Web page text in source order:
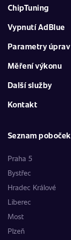
ChipTuning
Vypnutí AdBlue
Parametry úprav
Měření výkonu
Další služby
Kontakt
Seznam poboček
Praha 5
Bystřec
Hradec Králové
Liberec
Most
Plzeň